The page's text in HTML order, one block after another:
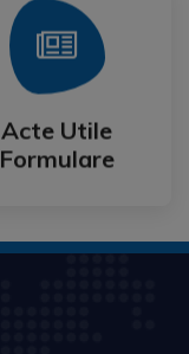
Acte Utile
Formulare
Acte Utile
Formulare
Mai Mult